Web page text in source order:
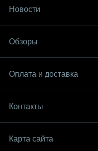
Новости
Обзоры
Оплата и доставка
Контакты
Карта сайта